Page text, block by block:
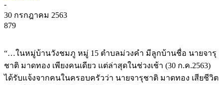
-
30 กรกฎาคม 2563
879
“…ในหมู่บ้านวังชมภู หมู่ 15 ตำบลม่วงคำ มีลูกบ้านชื่อ นายจารุ
ชาติ มาดทอง เพียงคนเดียว แต่ล่าสุดในช่วงเช้า (30 ก.ค.2563)
ได้รับแจ้งจากคนในครอบครัวว่า นายจารุชาติ มาดทอง เสียชีวิต